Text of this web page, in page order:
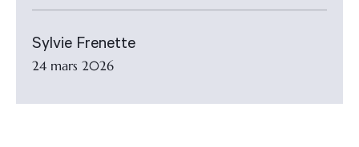
Sylvie Frenette
24 mars 2026